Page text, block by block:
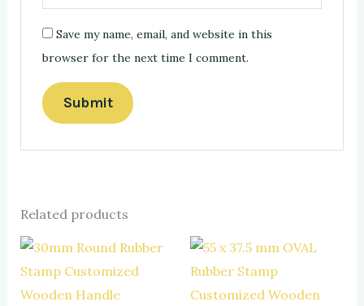
Save my name, email, and website in this
browser for the next time I comment.
Related products